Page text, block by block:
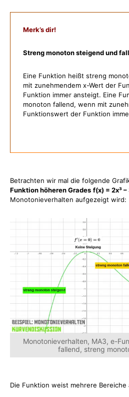
Merk’s dir!
Streng monoton steigend und
Eine Funktion heißt streng
mit zunehmendem x-Wert der
Funktion immer ansteigt. Eine
monoton fallend, wenn mit
Funktionswert der Funktion
Betrachten wir mal die folgende
Funktion höheren Grades f(x) = 2x³ –
Monotonieverhalten aufgezeigt wird:
Monotonieverhalten, MA3, e-
fallend, streng
Die Funktion weist mehrere Bereiche